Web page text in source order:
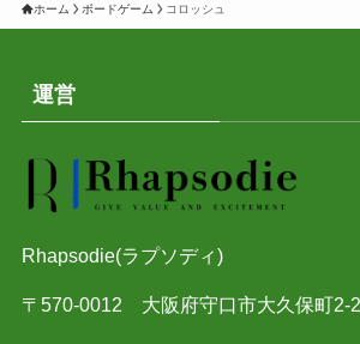
ホーム ボードゲーム コロッシュ
運営
Rhapsodie(ラプソディ)
〒570-0012 大阪府守口市大久保町2-